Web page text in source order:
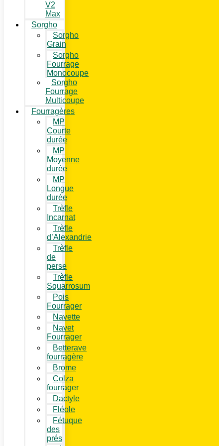
V2
Max
Sorgho
Sorgho
Grain
Sorgho
Fourrage
Monocoupe
Sorgho
Fourrage
Multicoupe
Fourragères
MP
Courte
durée
MP
Moyenne
durée
MP
Longue
durée
Trèfle
Incarnat
Trèfle
d’Alexandrie
Trèfle
de
perse
Trèfle
Squarrosum
Pois
Fourrager
Navette
Navet
Fourrager
Betterave
fourragère
Brome
Colza
fourrager
Dactyle
Fléole
Fétuque
des
prés